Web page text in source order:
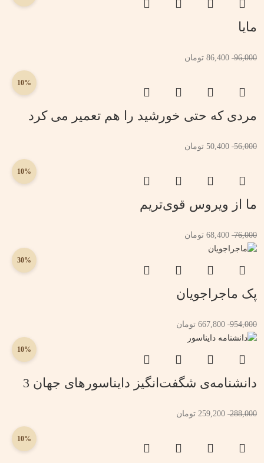
مایا
96,000
86,400 تومان
10%
مردی که حتی خورشید را هم تعمیر می کرد
56,000
50,400 تومان
10%
ما از ویروس قوی‌تریم
76,000
68,400 تومان
30%
پک ماجراجویان
954,000
667,800 تومان
10%
دانشنامه‌ی شگفت‌انگیز دایناسورهای جهان 3
288,000
259,200 تومان
10%